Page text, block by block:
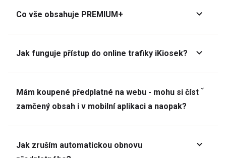
Co vše obsahuje PREMIUM+
Jak funguje přístup do online trafiky iKiosek?
Mám koupené předplatné na webu - mohu si číst
zamčený obsah i v mobilní aplikaci a naopak?
Jak zruším automatickou obnovu